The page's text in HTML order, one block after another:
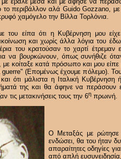
Ο Μεταξάς με ρώτησε
ενδώσει, θα του ήταν
απαραίτητες οδηγίες
από απλή
το περιβάλλον αλά Guido Gozzano,
χαμόγελο την Βίλλα Τορλόνια.
του είπα ότι η Κυβέρνηση μου
και χωρίς άλλα λόγια του
του κρατούσαν το χαρτί
να βουρκώνουν, όπως συνήθιζε
κοίταξε κατά πρόσωπο και μου
(Επομένως έχουμε πόλεμο).
ότι μάλιστα η Ιταλική Κυβέρνηση
της και θα άφηνε να περάσουν
τις μετακινήσεις τους την 6η πρωινή.